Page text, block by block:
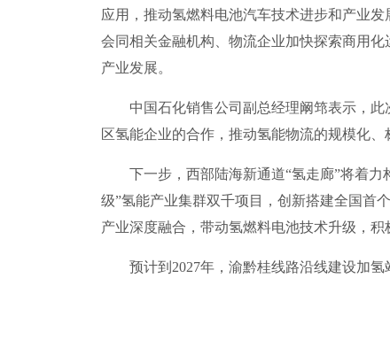
应用，推动氢燃料电池汽车技术进步和产业
会同相关金融机构、物流企业加快探索商用
产业发展。
中国石化销售公司副总经理阚筇表示，此
区氢能企业的合作，推动氢能物流的规模化
下一步，西部陆海新通道“氢走廊”将着力构
级”氢能产业集群双千项目，创新搭建全国首
产业深度融合，带动氢燃料电池技术升级，
预计到2027年，渝黔桂线路沿线建设加氢